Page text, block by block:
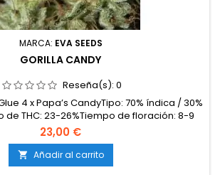
MARCA: EVA SEEDS
GORILLA CANDY
Reseña(s): 0
4 x Papa’s CandyTipo: 70% índica / 30%
de THC: 23-26%Tiempo de floración: 8-9
interiorProducción en interior: 500-600
en exterior: 700-1000 g/planta (lista a
de octubre)Altura: 80-120 cm en
220 cm en exteriorAromas y sabores:...
23,00 €
 Añadir al carrito